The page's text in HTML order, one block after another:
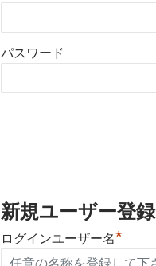
パスワード
新規ユーザー登録
ログインユーザー名*